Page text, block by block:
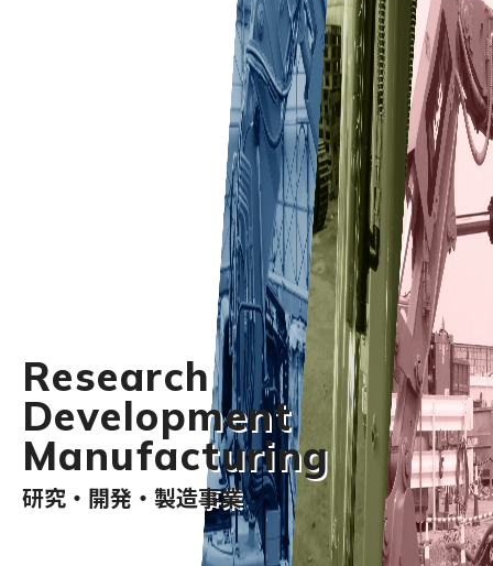
Research
Development
Manufacturing
研究・開発・製造事業